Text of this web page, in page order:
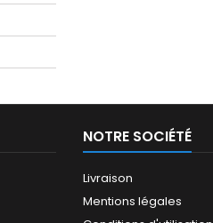
NOTRE SOCIÉTÉ
Livraison
Mentions légales